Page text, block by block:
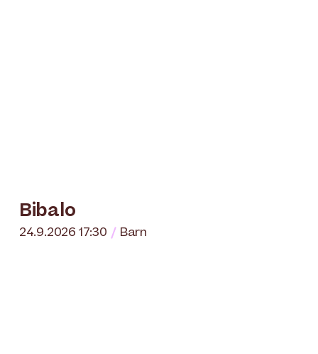
Bibalo
24.9.2026 17:30 Barn